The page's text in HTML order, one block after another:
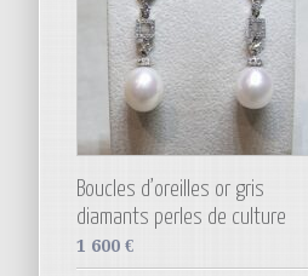
Boucles d’oreilles or gris
diamants perles de culture
1 600 €